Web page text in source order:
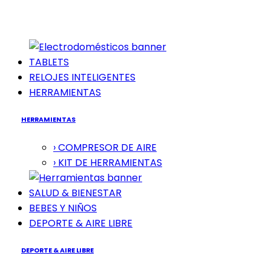
TABLETS
RELOJES INTELIGENTES
HERRAMIENTAS
HERRAMIENTAS
› COMPRESOR DE AIRE
› KIT DE HERRAMIENTAS
SALUD & BIENESTAR
BEBES Y NIÑOS
DEPORTE & AIRE LIBRE
DEPORTE & AIRE LIBRE